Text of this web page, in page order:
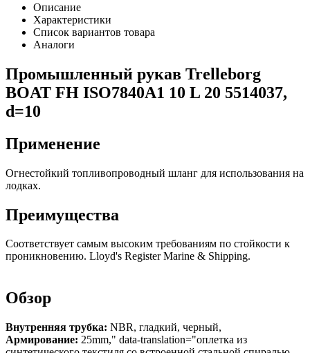
Описание
Характеристики
Список вариантов товара
Аналоги
Промышленный рукав Trelleborg
BOAT FH ISO7840A1 10 L 20 5514037,
d=10
Применение
Огнестойкий топливопроводный шланг для использования на
лодках.
Преимущества
Соответствует самым высоким требованиям по стойкости к
проникновению. Lloyd's Register Marine & Shipping.
Обзор
Внутренняя трубка: NBR, гладкий, черный,
Армирование: 25mm," data-translation="оплетка из